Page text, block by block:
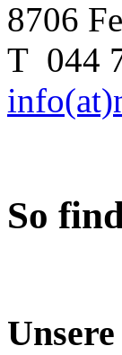
8706
T 044
So